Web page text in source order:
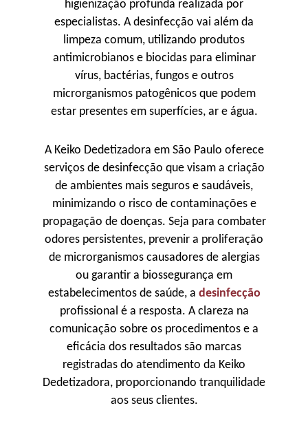
higienização profunda realizada por
especialistas. A desinfecção vai além da
limpeza comum, utilizando produtos
antimicrobianos e biocidas para eliminar
vírus, bactérias, fungos e outros
microrganismos patogênicos que podem
estar presentes em superfícies, ar e água.
A Keiko Dedetizadora em São Paulo oferece
serviços de desinfecção que visam a criação
de ambientes mais seguros e saudáveis,
minimizando o risco de contaminações e
propagação de doenças. Seja para combater
odores persistentes, prevenir a proliferação
de microrganismos causadores de alergias
ou garantir a biossegurança em
estabelecimentos de saúde, a desinfecção
profissional é a resposta. A clareza na
comunicação sobre os procedimentos e a
eficácia dos resultados são marcas
registradas do atendimento da Keiko
Dedetizadora, proporcionando tranquilidade
aos seus clientes.